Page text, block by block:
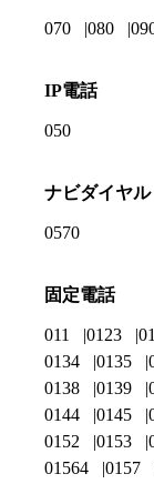
070 080
IP電話
050
ナビダイヤル
0570
固定電話
011 0123
0134
0135
0138
0139
0144
0145
0152
0153
01564
0157